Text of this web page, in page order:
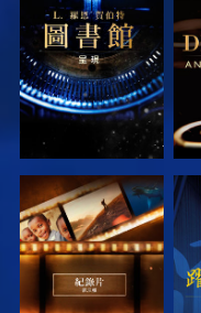
探索系列節目
探索系列節目